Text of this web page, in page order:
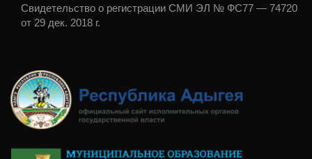
Свидетельство о регистрации СМИ ЭЛ № ФС77 — 74720
от 29 дек. 2018 г.